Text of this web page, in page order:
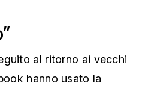
al ritorno ai vecchi
hanno usato la